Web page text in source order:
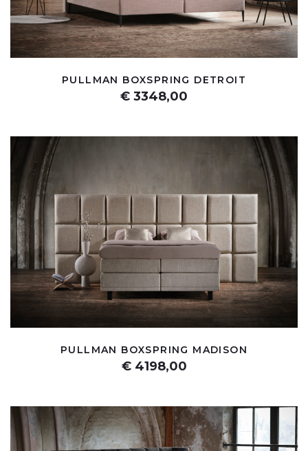
PULLMAN BOXSPRING DETROIT
€ 3348,00
PULLMAN BOXSPRING MADISON
€ 4198,00